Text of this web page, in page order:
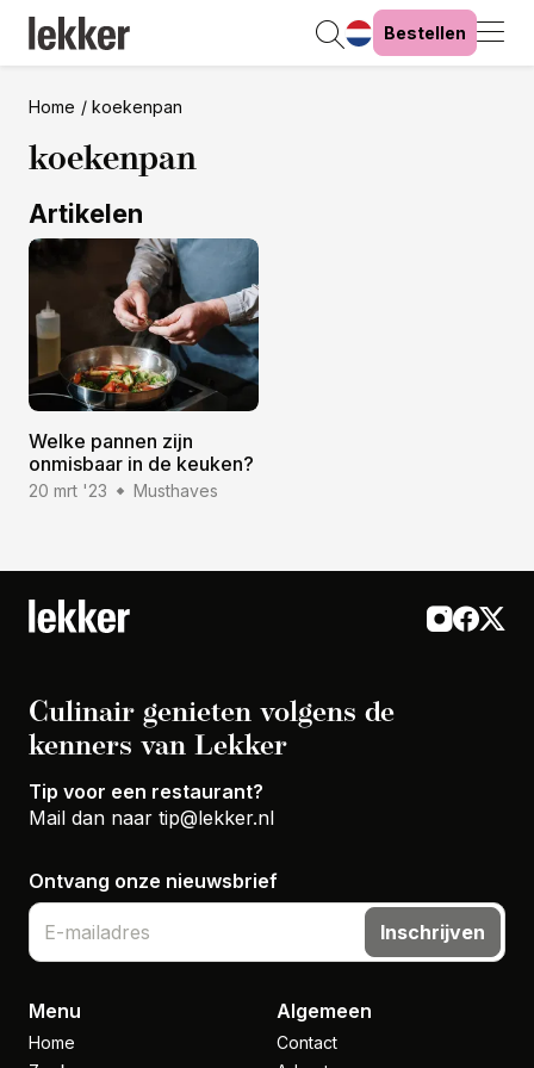
Bestellen
Home koekenpan
koekenpan
Artikelen
Welke pannen zijn
onmisbaar in de keuken?
20 mrt '23 Musthaves
Culinair genieten volgens de
kenners van Lekker
Tip voor een restaurant?
Mail dan naar tip@lekker.nl
Ontvang onze nieuwsbrief
Inschrijven
Menu
Home
Algemeen
Contact